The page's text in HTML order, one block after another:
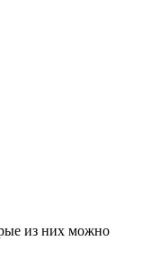
из них можно